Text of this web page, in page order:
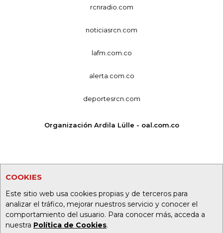
COOKIES
Este sitio web usa cookies propias y de terceros para
analizar el tráfico, mejorar nuestros servicio y conocer el
comportamiento del usuario. Para conocer más, acceda a
nuestra Política de Cookies.
rcnradio.com
noticiasrcn.com
lafm.com.co
alerta.com.co
deportesrcn.com
Organización Ardila Lülle - oal.com.co